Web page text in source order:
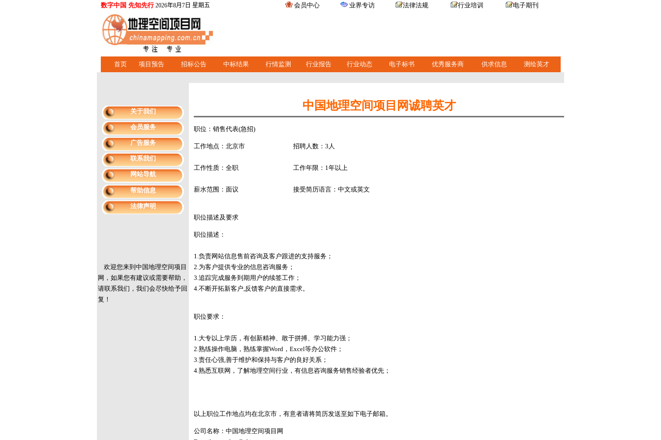
数字中国 先知先行 2026年8月7日 星期五 会员中心 业界专访 法律法规 行业培训 电子期刊
首页 项目预告 招标公告 中标结果 行情监测 行业报告 行业动态 电子标书 优秀服务商 供求信息 测绘英才
关于我们
会员服务
广告服务
联系我们
网站导航
帮助信息
法律声明
欢迎您来到中国地理空间项目
网，如果您有建议或需要帮助，
请联系我们，我们会尽快给予回
复！
中国地理空间项目网诚聘英才
职位：销售代表(急招)
工作地点：北京市 招聘人数：3人
工作性质：全职 工作年限：1年以上
薪水范围：面议 接受简历语言：中文或英文
职位描述及要求
职位描述：
1.负责网站信息售前咨询及客户跟进的支持服务；
2.为客户提供专业的信息咨询服务；
3.追踪完成服务到期用户的续签工作；
4.不断开拓新客户,反馈客户的直接需求。
职位要求：
1.大专以上学历，有创新精神、敢于拼搏、学习能力强；
2.熟练操作电脑，熟练掌握Word，Excel等办公软件；
3.责任心强,善于维护和保持与客户的良好关系；
4.熟悉互联网，了解地理空间行业，有信息咨询服务销售经验者优先；
以上职位工作地点均在北京市，有意者请将简历发送至如下电子邮箱。
公司名称：中国地理空间项目网